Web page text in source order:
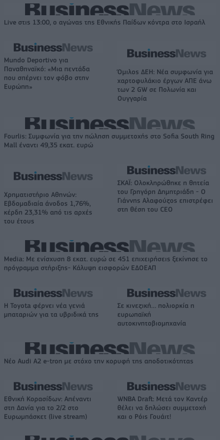
Live στις 13:00, ο αγώνας της Εθνικής Παίδων κόντρα στο Ισραήλ
Mundo Deportivo για
Παναθηναϊκό: «Μια πεντάδα
που σπέρνει τον φόβο στην
Ευρώπη»
Όμιλος ΔΕΗ: Νέα συμφωνία για
χαρτοφυλάκιο έργων ΑΠΕ άνω
των 2 GW σε Πολωνία και
Ουγγαρία
Fourlis: Συμφωνία για την πώληση συμμετοχής στο Sofia South Ring
Mall έναντι 49,35 εκατ. ευρώ
Χρηματιστήριο Αθηνών:
Εβδομαδιαία άνοδος 1,76%,
κέρδη 23,31% από τις αρχές
του έτους
ΣΚΑΪ: Ολοκληρώθηκε η θητεία
του Γρηγόρη Δημητριάδη - Ο
Γιάννης Αλαφούζος επιστρέφει
στη θέση του CEO
Media: Με ενίσχυση 8 εκατ. ευρώ σε 451 επιχειρήσεις ξεκίνησε το
πρόγραμμα στήριξης- Κάλυψη εισφορών ΕΔΟΕΑΠ
Η Toyota φέρνει νέα γενιά
μπαταριών για τα υβριδικά της
Σε κινεζική… πολιορκία η
ευρωπαϊκή
αυτοκινητοβιομηχανία
Νέο Audi A2 e-tron με στόχο την κορυφή της αποδοτικότητας
Εθνική Κορασίδων: Απέναντι
στη Δανία για το 2/2 στο
Ευρωμπάσκετ (live stream)
WNBA Draft: Μετά τον Καντέρ
θέλει να δηλώσει συμμετοχή
και ο Ρόις Γουάιτ!